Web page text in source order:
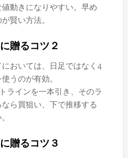
動きになりやすい。早め
賢い方法。
贈るコツ２
においては、日足ではなく4
うのが有効。
ラインを一本引き、そのラ
ら買狙い、下で推移する
贈るコツ３